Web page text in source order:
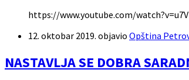
https://www.youtube.com/
12. oktobar 2019. objavio Opština
NASTAVLJA SE DOBRA